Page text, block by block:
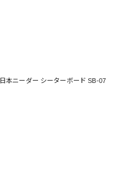
日本ニーダー シーターボード SB-07